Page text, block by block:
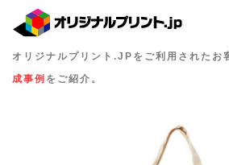
オリジナルプリント.JPをご利用されたお
成事例 をご紹介。